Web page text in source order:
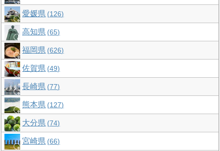
愛媛県 126
高知県 65
福岡県 626
佐賀県 49
長崎県 77
熊本県 127
大分県 74
宮崎県 66